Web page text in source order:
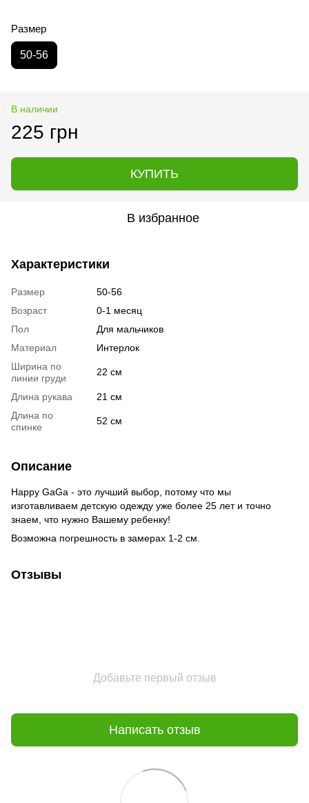
Размер
50-56
В наличии
225 грн
КУПИТЬ
В избранное
Характеристики
Размер
50-56
Возраст
0-1 месяц
Пол
Для мальчиков
Материал
Интерлок
Ширина по
линии груди
22 см
Длина рукава
21 см
Длина по
спинке
52 см
Описание
Happy GaGa - это лучший выбор, потому что мы
изготавливаем детскую одежду уже более 25 лет и точно
знаем, что нужно Вашему ребенку!
Возможна погрешность в замерах 1-2 см.
Отзывы
Добавьте первый отзыв
Написать отзыв